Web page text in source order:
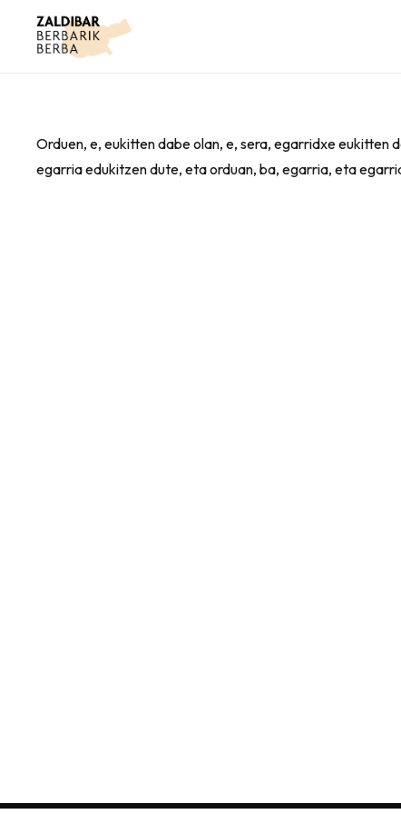
Orduen, e, eukitten dabe olan, e, sera, egarridxe
egarria edukitzen dute, eta orduan, ba, egarria, eta